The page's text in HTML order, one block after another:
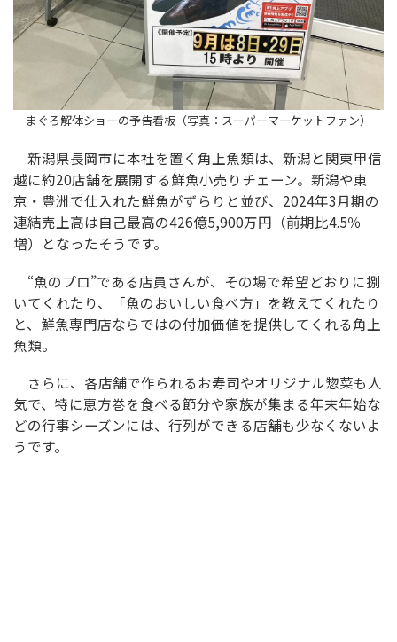
まぐろ解体ショーの予告看板（写真：スーパーマーケットファン）
新潟県長岡市に本社を置く角上魚類は、新潟と関東甲信
越に約20店舗を展開する鮮魚小売りチェーン。新潟や東
京・豊洲で仕入れた鮮魚がずらりと並び、2024年3月期の
連結売上高は自己最高の426億5,900万円（前期比4.5％
増）となったそうです。
“魚のプロ”である店員さんが、その場で希望どおりに捌
いてくれたり、「魚のおいしい食べ方」を教えてくれたり
と、鮮魚専門店ならではの付加価値を提供してくれる角上
魚類。
さらに、各店舗で作られるお寿司やオリジナル惣菜も人
気で、特に恵方巻を食べる節分や家族が集まる年末年始な
どの行事シーズンには、行列ができる店舗も少なくないよ
うです。